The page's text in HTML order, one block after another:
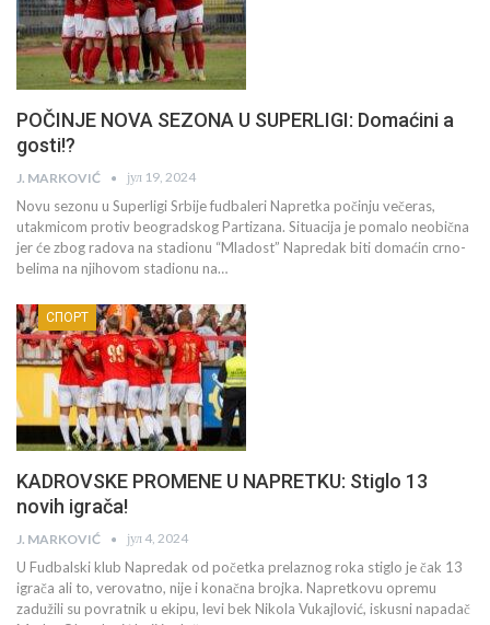
POČINJE NOVA SEZONA U SUPERLIGI: Domaćini a
gosti!?
J. MARKOVIĆ јул 19, 2024
Novu sezonu u Superligi Srbije fudbaleri Napretka počinju večeras,
utakmicom protiv beogradskog Partizana. Situacija je pomalo neobična
jer će zbog radova na stadionu “Mladost” Napredak biti domaćin crno-
belima na njihovom stadionu na…
СПОРТ
KADROVSKE PROMENE U NAPRETKU: Stiglo 13
novih igrača!
J. MARKOVIĆ јул 4, 2024
U Fudbalski klub Napredak od početka prelaznog roka stiglo je čak 13
igrača ali to, verovatno, nije i konačna brojka. Napretkovu opremu
zadužili su povratnik u ekipu, levi bek Nikola Vukajlović, iskusni napadač